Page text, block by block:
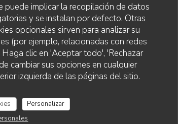
puede implicar la recopilación de datos
y se instalan por defecto. Otras
opcionales sirven para analizar su
(por ejemplo, relacionadas con redes
clic en 'Aceptar todo', 'Rechazar
cambiar sus opciones en cualquier
izquierda de las páginas del sitio.
Personalizar
5/5 Calidad / Precio:5/5